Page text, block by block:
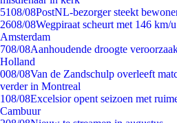
5108/08PostNL-bezorger steekt
2608/08Wegpiraat scheurt met 146 km/
Amsterdam
708/08Aanhoudende droogte
Holland
008/08Van de Zandschulp overleeft
verder in Montreal
108/08Excelsior opent seizoen met
Cambuur